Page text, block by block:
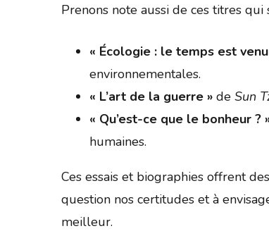
Prenons note aussi de ces titres
« Écologie : le temps est
environnementales.
« L’art de la guerre » de Sun
« Qu’est-ce que le bonheur ?
humaines.
Ces essais et biographies offrent
question nos certitudes et à
meilleur.